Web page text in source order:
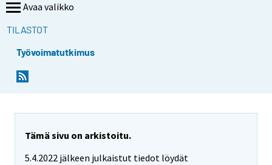
Avaa valikko
TILASTOT
Työvoimatutkimus
Tämä sivu on arkistoitu.
5.4.2022 jälkeen julkaistut tiedot löydät